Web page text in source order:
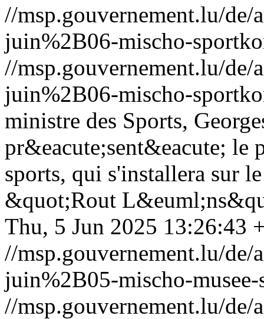
//msp.gouvernement.lu/
juin%2B06-mischo-
//msp.gouvernement.lu/
juin%2B06-mischo-
ministre des Sports,
pr&eacute;sent&eacute; le
sports, qui s'installera sur
&quot;Rout
Thu, 5 Jun 2025 13:26:43
//msp.gouvernement.lu/
juin%2B05-mischo-
//msp.gouvernement.lu/